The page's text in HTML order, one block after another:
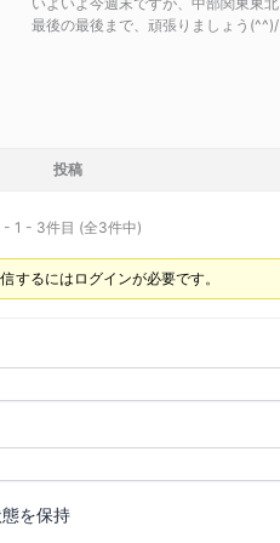
最後の最後まで、頑張りましょう(^^)/
投稿
- 1 - 3件目 (全3件中)
するにはログインが必要です。
を保持